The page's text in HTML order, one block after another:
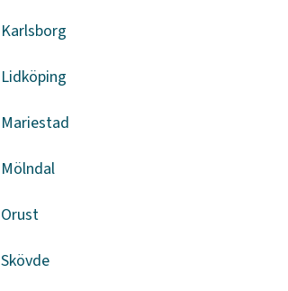
Karlsborg
Lidköping
Mariestad
Mölndal
Orust
Skövde